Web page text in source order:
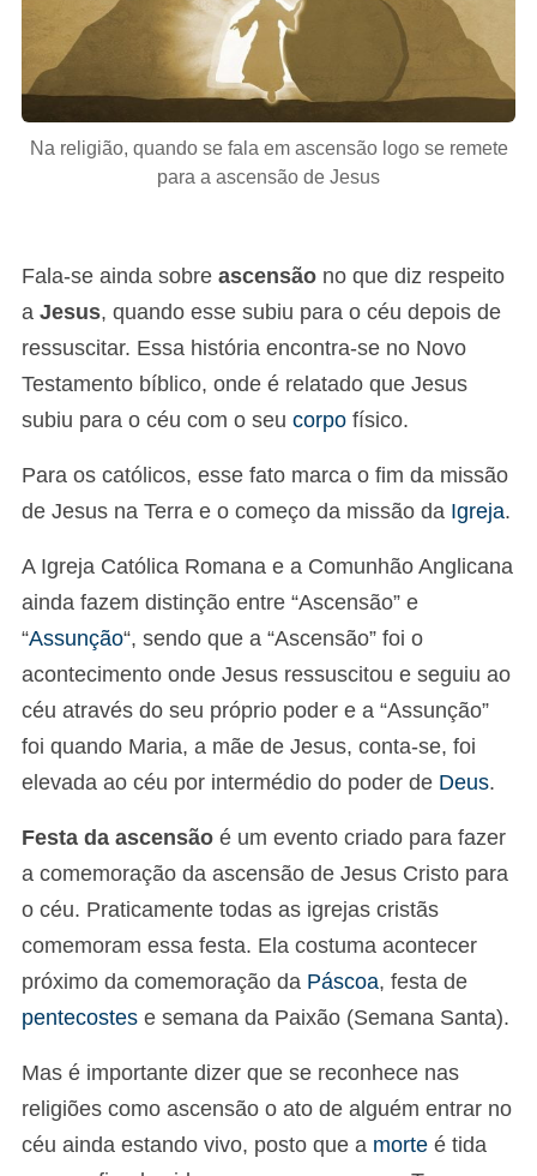
Na religião, quando se fala em ascensão logo se remete
para a ascensão de Jesus
Fala-se ainda sobre ascensão no que diz respeito
a Jesus, quando esse subiu para o céu depois de
ressuscitar. Essa história encontra-se no Novo
Testamento bíblico, onde é relatado que Jesus
subiu para o céu com o seu corpo físico.
Para os católicos, esse fato marca o fim da missão
de Jesus na Terra e o começo da missão da Igreja.
A Igreja Católica Romana e a Comunhão Anglicana
ainda fazem distinção entre “Ascensão” e
“Assunção“, sendo que a “Ascensão” foi o
acontecimento onde Jesus ressuscitou e seguiu ao
céu através do seu próprio poder e a “Assunção”
foi quando Maria, a mãe de Jesus, conta-se, foi
elevada ao céu por intermédio do poder de Deus.
Festa da ascensão é um evento criado para fazer
a comemoração da ascensão de Jesus Cristo para
o céu. Praticamente todas as igrejas cristãs
comemoram essa festa. Ela costuma acontecer
próximo da comemoração da Páscoa, festa de
pentecostes e semana da Paixão (Semana Santa).
Mas é importante dizer que se reconhece nas
religiões como ascensão o ato de alguém entrar no
céu ainda estando vivo, posto que a morte é tida